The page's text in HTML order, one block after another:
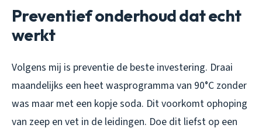
Preventief onderhoud dat echt
werkt
Volgens mij is preventie de beste investering. Draai
maandelijks een heet wasprogramma van 90°C zonder
was maar met een kopje soda. Dit voorkomt ophoping
van zeep en vet in de leidingen. Doe dit liefst op een